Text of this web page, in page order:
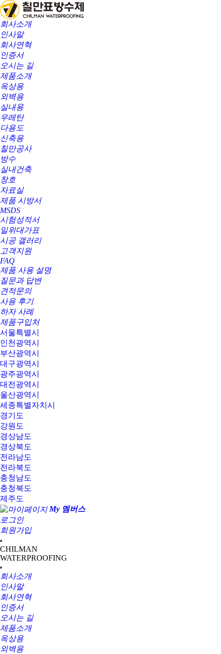
회사소개
인사말
회사연혁
인증서
오시는 길
제품소개
옥상용
외벽용
실내용
우레탄
다용도
신축용
칠만공사
방수
실내건축
창호
자료실
제품 시방서
MSDS
시험성적서
일위대가표
시공 갤러리
고객지원
FAQ
제품 사용 설명
질문과 답변
견적문의
사용 후기
하자 사례
제품구입처
서울특별시
인천광역시
부산광역시
대구광역시
광주광역시
대전광역시
울산광역시
세종특별자치시
경기도
강원도
경상남도
경상북도
전라남도
전라북도
충청남도
충청북도
제주도
My 멤버스
로그인
회원가입
CHILMAN
WATERPROOFING
회사소개
인사말
회사연혁
인증서
오시는 길
제품소개
옥상용
외벽용